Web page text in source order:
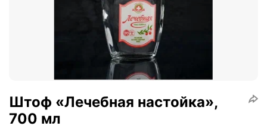
Штоф «Лечебная настойка»,
700 мл